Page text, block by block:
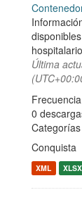
Última
0
Categorías
Conquista
XML XLSX